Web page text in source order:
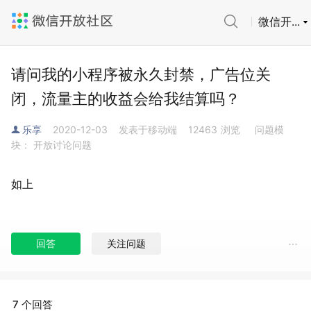
微信开...
请问我的小程序被永久封禁，广告位关
闭，流量主的收益会给我结算吗？
乐享 2020-12-03 发表于移动端 12463 浏览
问题模
块： 开放讨论问题
如上
回答 关注问题
7 个回答